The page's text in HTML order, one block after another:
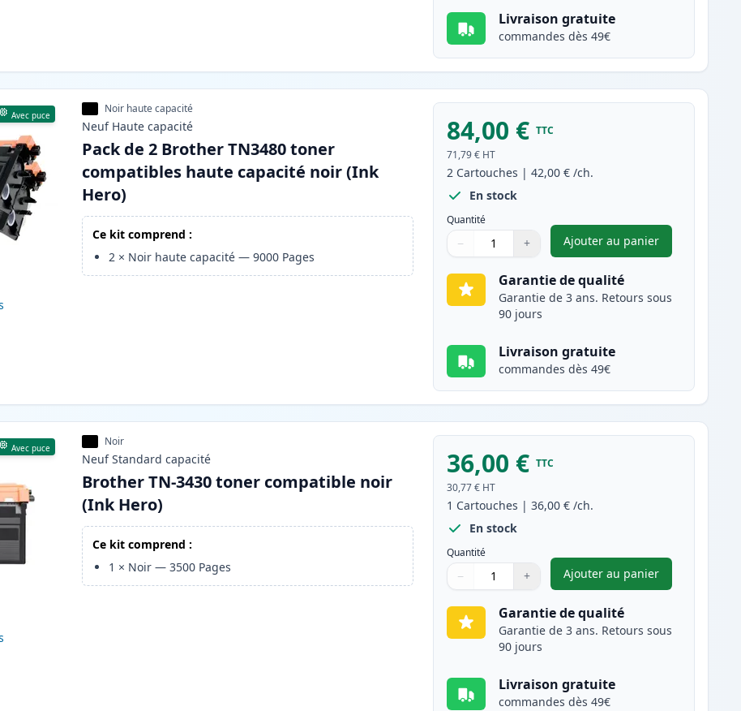
Livraison gratuite
commandes dès 49€
Avec puce Noir haute capacité
Neuf Haute capacité
Pack de 2 Brother TN3480 toner
compatibles haute capacité noir (Ink
Hero)
Ce kit comprend :
2 × Noir haute capacité —9000 Pages
84,00 € TTC
71,79 € HT
2 Cartouches |42,00 € /ch.
En stock
Quantité
Quantité
Utilisez les boutons pour ajuster
− +
Quantité
Ajouter au panier
,Pack de 2 Brother
Garantie de qualité
Garantie de 3 ans. Retours sous
90 jours
Livraison gratuite
commandes dès 49€
Avec puce Noir
Neuf Standard capacité
Brother TN-3430 toner compatible noir
(Ink Hero)
Ce kit comprend :
1 × Noir —3500 Pages
36,00 € TTC
30,77 € HT
1 Cartouches |36,00 € /ch.
En stock
Quantité
Quantité
Utilisez les boutons pour ajuster
− +
Quantité
Ajouter au panier
,Brother TN-3430
Garantie de qualité
Garantie de 3 ans. Retours sous
90 jours
Livraison gratuite
commandes dès 49€